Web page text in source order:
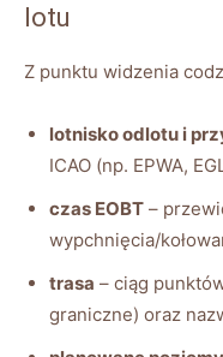
lotu
Z punktu widzenia
lotnisko odlotu i
ICAO (np. EPWA,
czas EOBT –
wypchnięcia/
trasa – ciąg
graniczne) oraz